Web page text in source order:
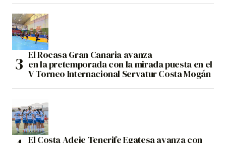
El Rocasa Gran Canaria avanza
en la pretemporada con la mirada puesta en el
V Torneo Internacional Servatur Costa Mogán
El Costa Adeje Tenerife Egatesa avanza con